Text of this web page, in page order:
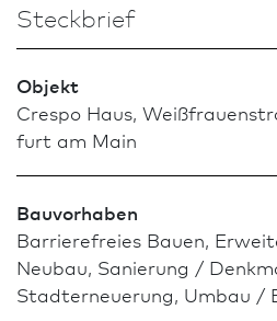
Steckbrief
Objekt
Crespo Haus,
furt am Main
Bauvorhaben
Barrierefreies Bauen,
Neu­bau, Sanierung /
Stadterneuerung, Umbau /